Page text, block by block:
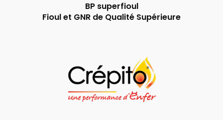
BP superfioul
Fioul et GNR de Qualité Supérieure